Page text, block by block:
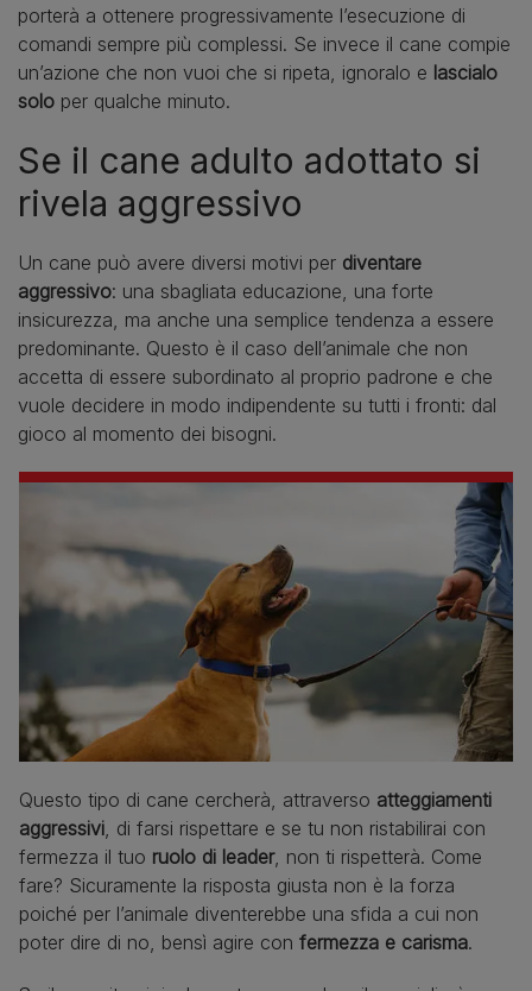
porterà a ottenere progressivamente l’esecuzione di
comandi sempre più complessi. Se invece il cane compie
un’azione che non vuoi che si ripeta, ignoralo e lascialo
solo per qualche minuto.
Se il cane adulto adottato si
rivela aggressivo
Un cane può avere diversi motivi per diventare
aggressivo: una sbagliata educazione, una forte
insicurezza, ma anche una semplice tendenza a essere
predominante. Questo è il caso dell’animale che non
accetta di essere subordinato al proprio padrone e che
vuole decidere in modo indipendente su tutti i fronti: dal
gioco al momento dei bisogni.
Questo tipo di cane cercherà, attraverso atteggiamenti
aggressivi , di farsi rispettare e se tu non ristabilirai con
fermezza il tuo ruolo di leader, non ti rispetterà. Come
fare? Sicuramente la risposta giusta non è la forza
poiché per l’animale diventerebbe una sfida a cui non
poter dire di no, bensì agire con fermezza e carisma.